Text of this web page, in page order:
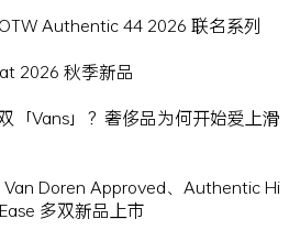
Authentic 44 2026 联名系列
2026 秋季新品
「Vans」？奢侈品为何开始爱上滑
Doren Approved、Authentic Hi
多双新品上市